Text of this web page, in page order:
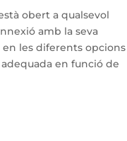
obert a qualsevol
amb la seva
en les diferents opcions
en funció de